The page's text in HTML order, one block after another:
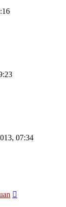
07:34